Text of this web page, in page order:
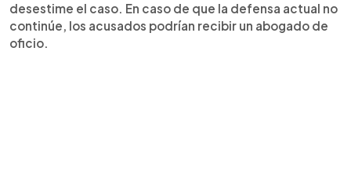
desestime el caso. En caso de que la defensa actual no
continúe, los acusados podrían recibir un abogado de
oficio.